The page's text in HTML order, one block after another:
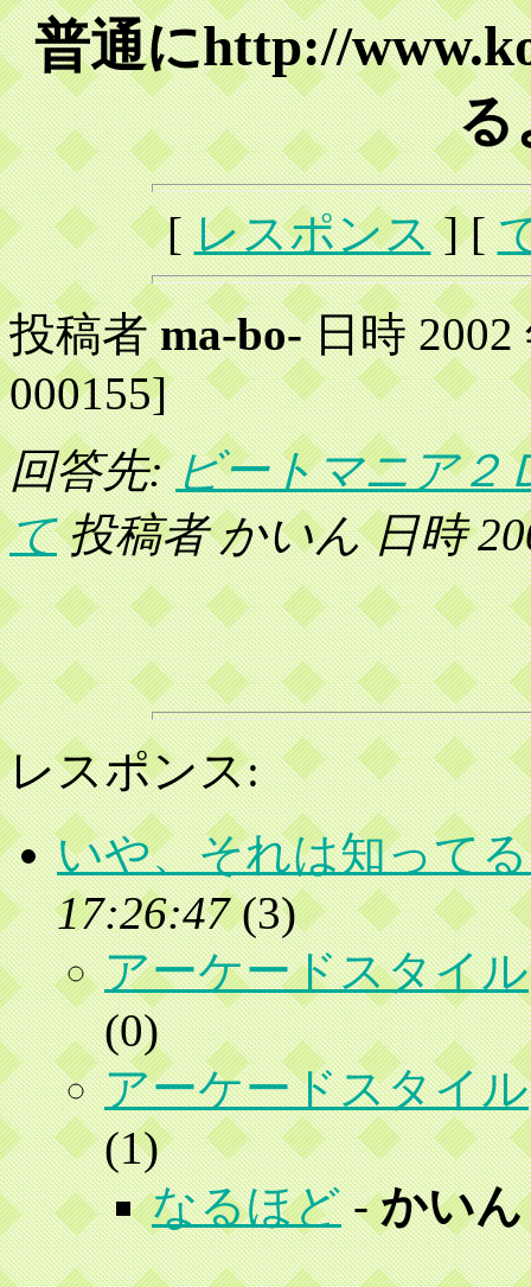
普通にhttp://
る
[レスポンス] [
投稿者ma-bo-日時 2002
000155]
回答先:ビートマニア２
て投稿者 かいん 日時
レスポンス:
いや、それは知って
17:26:47(3)
アーケードスタイル
(0)
アーケードスタイル
(1)
なるほど-かいん